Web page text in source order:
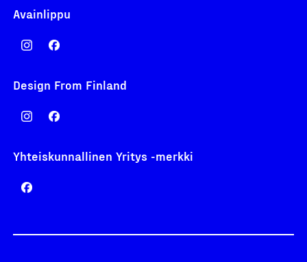
Avainlippu
Design From Finland
Yhteiskunnallinen Yritys -merkki